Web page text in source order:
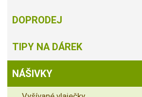
DOPRODEJ
TIPY NA DÁREK
NÁŠIVKY